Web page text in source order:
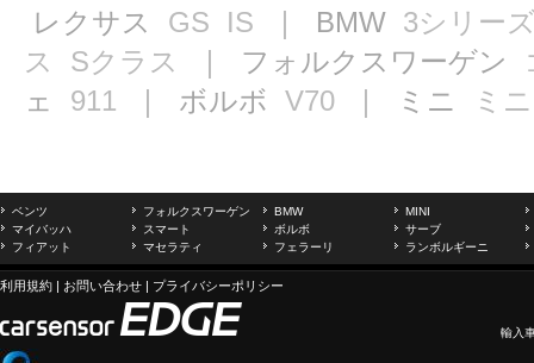
レクサス GS IS ｜ BMW 3シリー
ス
Sクラス ｜ フォルクスワーゲン
ェ 911 ｜ ボルボ V70 ｜ ミニ ミニ
ベンツ フォルクスワーゲン BMW
MINI
マイバッハ
スマート ボルボ
サーブ
フィアット
マセラティ フェラーリ ランボルギーニ
利用規約 | お問い合わせ | プライバシーポリシー
輸入